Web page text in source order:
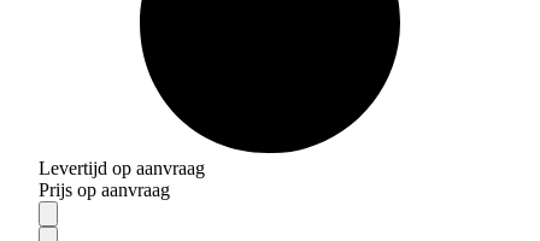
Levertijd op aanvraag
Prijs op aanvraag